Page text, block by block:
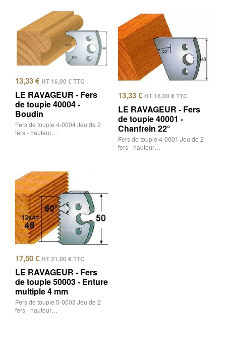
13,33€ HT 16,00 €TTC
LE RAVAGEUR - Fers
de toupie 40004 -
Boudin
Fers de toupie 4-0004 Jeu de 2
fers - hauteur…
13,33€ HT 16,00 €TTC
LE RAVAGEUR - Fers
de toupie 40001 -
Chanfrein 22°
Fers de toupie 4-0001 Jeu de 2
fers - hauteur…
17,50€ HT21,00 €TTC
LE RAVAGEUR - Fers
de toupie 50003 - Enture
multiple 4 mm
Fers de toupie 5-0003 Jeu de 2
fers - hauteur…